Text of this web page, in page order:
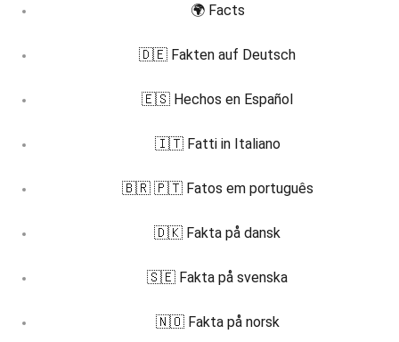
🌍 Facts
🇩🇪 Fakten auf Deutsch
🇪🇸 Hechos en Español
🇮🇹 Fatti in Italiano
🇧🇷 🇵🇹 Fatos em português
🇩🇰 Fakta på dansk
🇸🇪 Fakta på svenska
🇳🇴 Fakta på norsk